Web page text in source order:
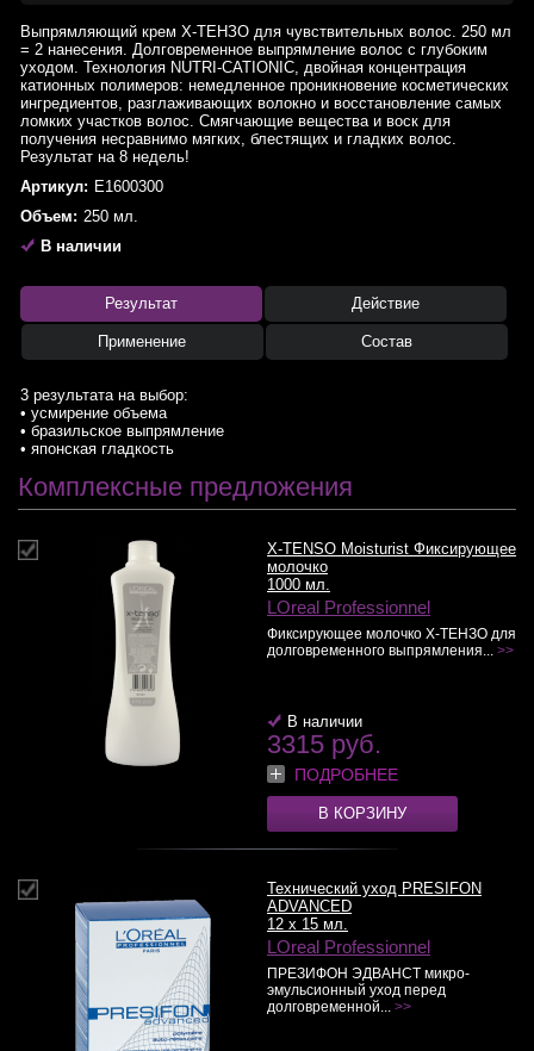
Выпрямляющий крем Х-ТЕНЗО для чувствительных волос. 250 мл
= 2 нанесения. Долговременное выпрямление волос с глубоким
уходом. Технология NUTRI-CATIONIC, двойная концентрация
катионных полимеров: немедленное проникновение косметических
ингредиентов, разглаживающих волокно и восстановление самых
ломких участков волос. Смягчающие вещества и воск для
получения несравнимо мягких, блестящих и гладких волос.
Результат на 8 недель!
Артикул: E1600300
Объем: 250 мл.
В наличии
Результат Действие
Применение Состав
3 результата на выбор:
• усмирение объема
• бразильское выпрямление
• японская гладкость
Комплексные предложения
X-TENSO Moisturist Фиксирующее
молочко
1000 мл.
LOreal Professionnel
Фиксирующее молочко Х-ТЕНЗО для
долговременного выпрямления... >>
В наличии
3315 руб.
ПОДРОБНЕЕ
В КОРЗИНУ
Технический уход PRESIFON
ADVANCED
12 x 15 мл.
LOreal Professionnel
ПРЕЗИФОН ЭДВАНСТ микро-
эмульсионный уход перед
долговременной... >>